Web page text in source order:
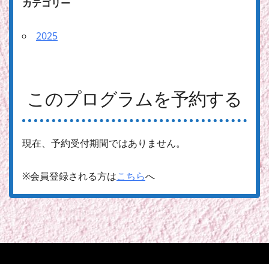
カテゴリー
2025
このプログラムを予約する
現在、予約受付期間ではありません。
※会員登録される方はこちらへ